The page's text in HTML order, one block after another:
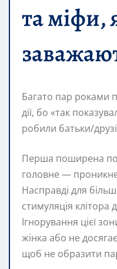
та міфи,
Багато пар роками
дії, бо «так
робили батьки/
Перша поширена
головне —
Насправді для
стимуляція клітора
Ігнорування цієї
жінка або не
щоб не образити